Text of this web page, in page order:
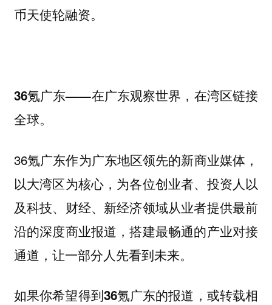
币天使轮融资。
36氪广东——在广东观察世界，在湾区链接
全球。
36氪广东作为广东地区领先的新商业媒体，
以大湾区为核心，为各位创业者、投资人以
及科技、财经、新经济领域从业者提供最前
沿的深度商业报道，搭建最畅通的产业对接
通道，让一部分人先看到未来。
如果你希望得到36氪广东的报道，或转载相